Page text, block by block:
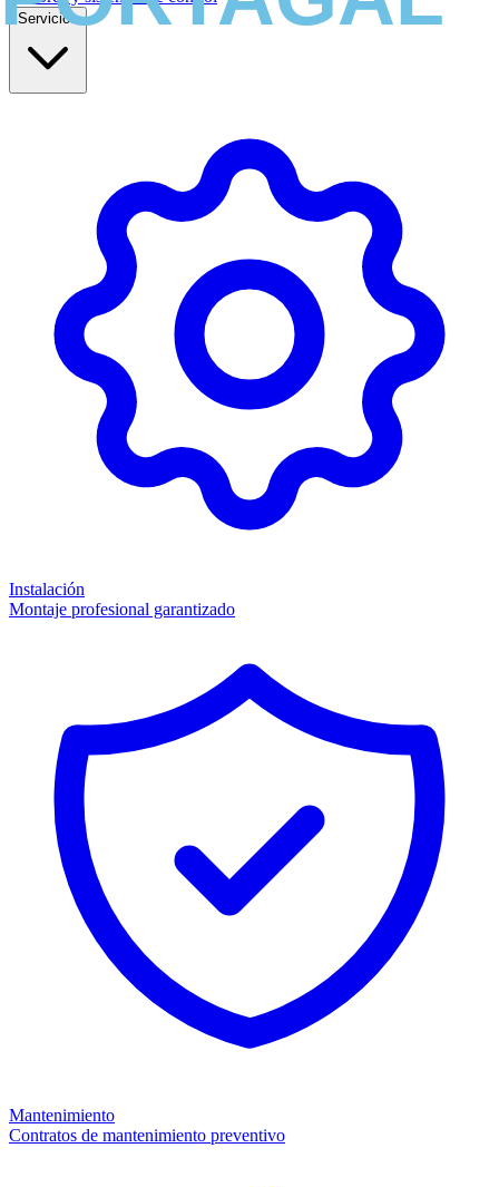
Servicios
Instalación
Montaje profesional garantizado
Mantenimiento
Contratos de mantenimiento preventivo